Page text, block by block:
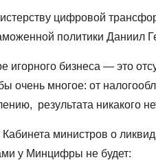
цифровой
политики Даниил
бизнеса — это
многое: от
результата никакого
министров о
у Минцифры не будет: